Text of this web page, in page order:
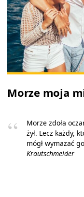
Morze moja
Morze zdoła
żył. Lecz każdy,
mógł wymazać
Krautschmeider